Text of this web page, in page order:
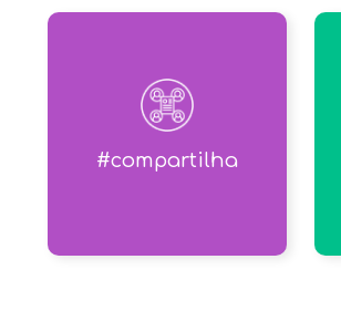
#compartilha